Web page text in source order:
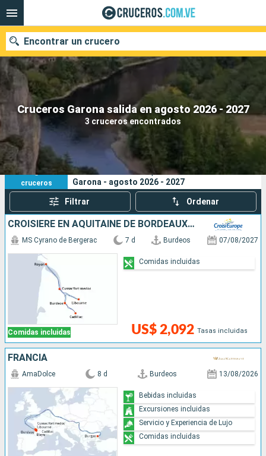
Cruceros Garona salida en agosto 2026 - 2027
3 cruceros encontrados
Encontrar un crucero
Nuestros destinos
Fecha de salida
Puertos Compañías
Buscar
3
cruceros
Sus criterios de búsqueda:
Garona - agosto 2026 - 2027
Filtrar Ordenar
CROISIÈRE EN AQUITAINE DE BORDEAUX À ROYAN, L'ESTUAIRE DE LA GIRONDE, LA GARONNE ET LA DORDOGNE (FORMULE PORT-PORT)
Comidas incluidas
MS Cyrano de Bergerac 7 d Burdeos 07/08/2027
US$ 2,092 Tasas incluidas
Comidas incluidas
FRANCIA
AmaDolce 8 d Burdeos 13/08/2026
Bebidas incluidas
Excursiones incluidas
Servicio y Experiencia de Lujo
Comidas incluidas